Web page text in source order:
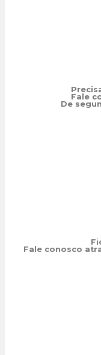
Fale
De
Fale conosco